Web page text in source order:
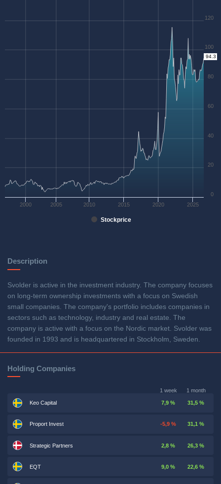
Stockprice
2000 2005 2010 2015 2020 2025
0
20
40
60
80
100
120
94.3
Description
Svolder is active in the investment industry. The company focuses
on long-term ownership investments with a focus on Swedish
small companies. The company's portfolio includes companies in
sectors such as technology, industry and real estate. The
company is active with a focus on the Nordic market. Svolder was
founded in 1993 and is headquartered in Stockholm, Sweden.
Holding Companies
1 week 1 month
Keo Capital 7,9 % 31,5 %
Proport Invest -5,9 % 31,1 %
Strategic Partners 2,8 % 26,3 %
EQT 9,0 % 22,6 %